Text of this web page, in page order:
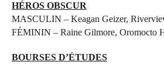
HÉROS OBSCUR
MASCULIN – Keagan Geizer,
FÉMININ – Raine Gilmore, Oromocto
BOURSES D’ÉTUDES